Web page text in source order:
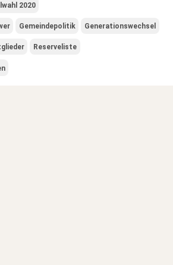
2020
Gemeindepolitik Generationswechsel
Reserveliste